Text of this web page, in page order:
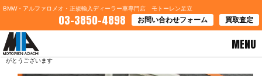
BMW・アルファロメオ・正規輸入ディーラー車専門店 モトーレン足立
03-3850-4898 お問い合わせフォーム 買取査定
MENU
HOME>ブログ一覧
がとうございます